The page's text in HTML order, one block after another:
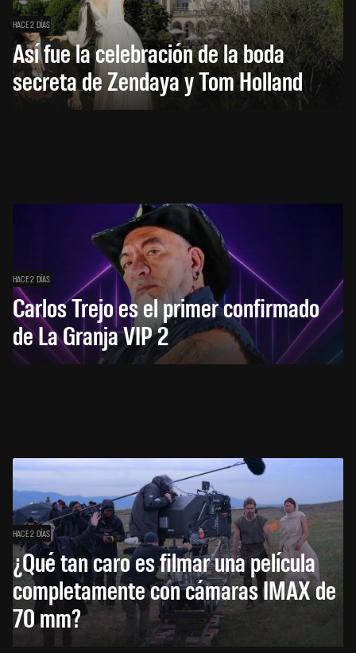
HACE 2 DÍAS
Así fue la celebración de la boda
secreta de Zendaya y Tom Holland
HACE 2 DÍAS
Carlos Trejo es el primer confirmado
de La Granja VIP 2
HACE 2 DÍAS
¿Qué tan caro es filmar una película
completamente con cámaras IMAX de
70 mm?